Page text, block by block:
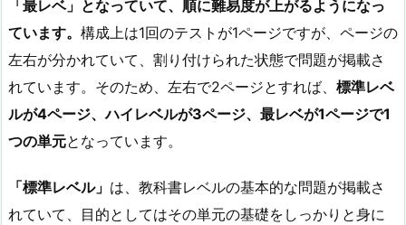
「最レベ」となっていて、順に難易度が上がるようになっ
ています。 構成上は1回のテストが1ページですが、ページの
左右が分かれていて、割り付けられた状態で問題が掲載さ
れています。そのため、左右で2ページとすれば、 標準レベ
ルが4ページ、ハイレベルが3ページ、最レベが1ページで1
つの単元となっています。
「標準レベル」 は、教科書レベルの基本的な問題が掲載さ
れていて、目的としてはその単元の基礎をしっかりと身に